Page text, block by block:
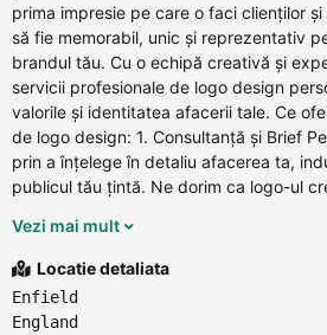
prima impresie pe care o faci clienților
să fie memorabil, unic și reprezentativ
brandul tău. Cu o echipă creativă și
servicii profesionale de logo design
valorile și identitatea afacerii tale. Ce
de logo design: 1. Consultanță și Brief
prin a înțelege în detaliu afacerea ta,
publicul tău țintă. Ne dorim ca logo-ul
Vezi mai mult
Locatie detaliata
Enfield
England